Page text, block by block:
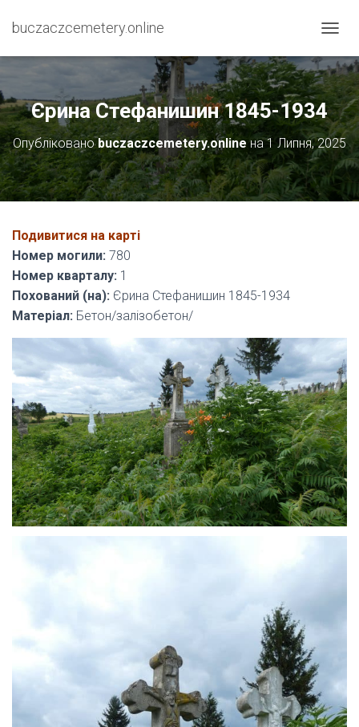
buczaczcemetery.online
Е
Р
Е
М
К
Н
У
И
Н
Єрина Стефанишин 1845-1934
Опублікованоbuczaczcemetery.online на1 Липня, 2025
Подивитися на карті
Номер могили: 780
Номер кварталу: 1
Похований (на): Єрина Стефанишин 1845-1934
Матеріал: Бетон/залізобетон/